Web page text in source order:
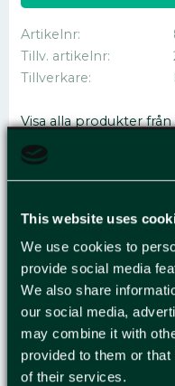
This website uses
We use cookies to
provide social media
We also share
our social media,
may combine it with
provided to them or
of their services.
Artikelnr
Tillv. artikelnr
Tillverkare
Visa alla produkter från
KATRIN
Hushållspapper
torkning Katrin
en produkt som
hushållspapper. - 1-